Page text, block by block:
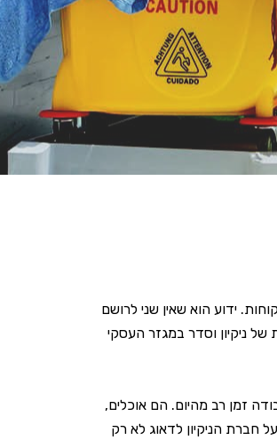
ידוע הוא שאין שני לרושם
ניקיון וסדר במגזר העסקי
זמן רב מהיום. הם אוכלים,
חברת הניקיון לדאוג לא רק